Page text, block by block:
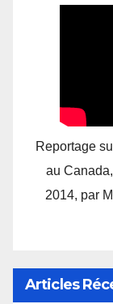
Reportage
au
2014, par
Articles